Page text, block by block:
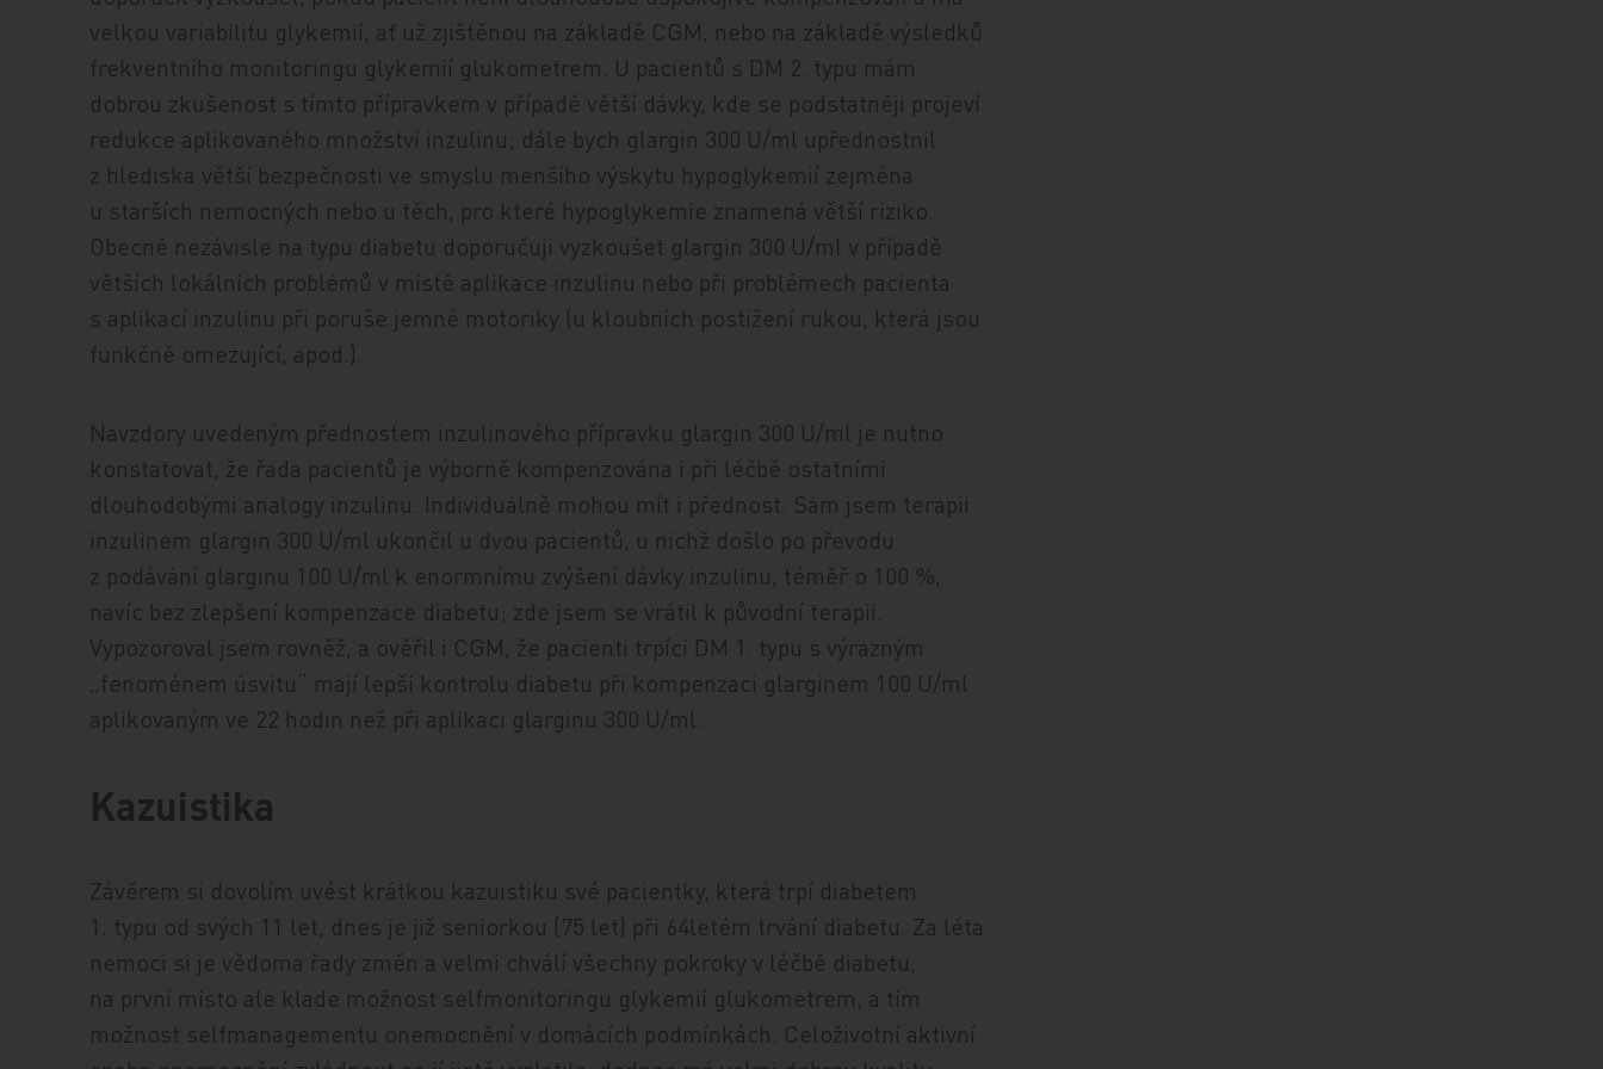
velkou variabilitu glykemií, ať už zjištěnou na základě CGM, nebo na základě výsledků
frekventního monitoringu glykemií glukometrem. U pacientů s DM 2. typu mám
dobrou zkušenost s tímto přípravkem v případě větší dávky, kde se podstatněji projeví
redukce aplikovaného množství inzulinu; dále bych glargin 300 U/ml upřednostnil
z hlediska větší bezpečnosti ve smyslu menšího výskytu hypoglykemií zejména
u starších nemocných nebo u těch, pro které hypoglykemie znamená větší riziko.
Obecně nezávisle na typu diabetu doporučuji vyzkoušet glargin 300 U/ml v případě
větších lokálních problémů v místě aplikace inzulinu nebo při problémech pacienta
s aplikací inzulinu při poruše jemné motoriky (u kloubních postižení rukou, která jsou
funkčně omezující, apod.).
Navzdory uvedeným přednostem inzu­li­no­vé­ho přípravku glargin 300 U/ml je nutno
konstatovat, že řada pacientů je výbor­ně kompenzována i při léčbě ostatními
dlouhodobými analogy inzulinu. In­di­vi­duál­ně mohou mít i přednost. Sám jsem terapii
inzulinem glargin 300 U/ml ukončil u dvou pacientů, u nichž došlo po převodu
z podávání glarginu 100 U/ml k enormnímu zvýšení dávky inzulinu, téměř o 100 %,
navíc bez zlepšení kompenzace diabetu; zde jsem se vrátil k původní terapii.
Vypozoroval jsem rovněž, a ověřil i CGM, že pacienti trpící DM 1. typu s výrazným
„fenoménem úsvitu“ mají lepší kontrolu diabetu při kompenzaci glarginem 100 U/ml
aplikovaným ve 22 hodin než při aplikaci glarginu 300 U/ml.
Kazuistika
Závěrem si dovolím uvést krátkou ka­zuis­ti­ku své pacientky, která trpí diabetem
1. typu od svých 11 let, dnes je již se­nior­kou (75 let) při 64letém trvání diabetu. Za léta
nemoci si je vědoma řady změn a velmi chválí všechny pokroky v léčbě diabetu,
na první místo ale klade možnost selfmonitoringu glykemií glukometrem, a tím
možnost selfmanagementu onemocnění v domácích podmínkách. Celoživotní aktivní